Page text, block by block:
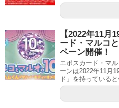
【2022年11月
ード・マルコ
ペーン開催！
エポスカード・マ
ーンは2022年11月
ド」を持っている